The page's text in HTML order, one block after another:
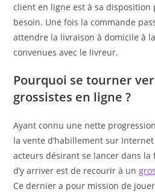
client en ligne est à sa disposition
besoin. Une fois la commande
attendre la livraison à domicile à
convenues avec le livreur.
Pourquoi se tourner
grossistes en ligne ?
Ayant connu une nette
la vente d’habillement sur
acteurs désirant se lancer dans la
d’y arriver est de recourir à un
Ce dernier a pour mission de